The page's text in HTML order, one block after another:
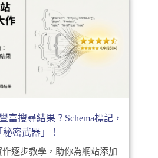
富搜尋結果？Schema標記，
秘密武器」！
作逐步教學，助你為網站添加